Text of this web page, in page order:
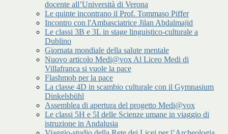
docente all’Università di Verona
Le quinte incontrano il Prof. Tommaso Piffer
Incontro con l'Ambasciatrice Jilan Abdalmajid
Le classi 3B e 3L in stage linguistico-culturale a
Dublino
Giornata mondiale della salute mentale
Nuovo articolo Medi@vox Al Liceo Medi di
Villafranca si vuole la pace
Flashmob per la pace
La classe 4D in scambio culturale con il Gymnasium
Dinkelsbühl
Assemblea di apertura del progetto Medi@vox
Le classi 5H e 5I delle Scienze umane in viaggio di
istruzione in Andalusia